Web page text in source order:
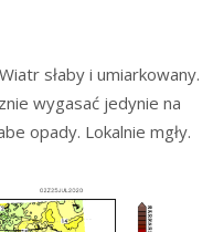
słaby i umiarkowany.
wygasać jedynie na
opady. Lokalnie mgły.